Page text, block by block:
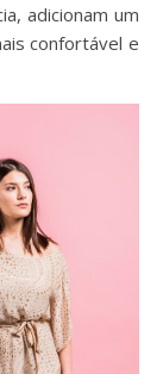
adicionam um
confortável e